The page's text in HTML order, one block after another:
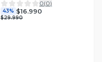
Plazas
0(0)
43% $16.990
$29.990